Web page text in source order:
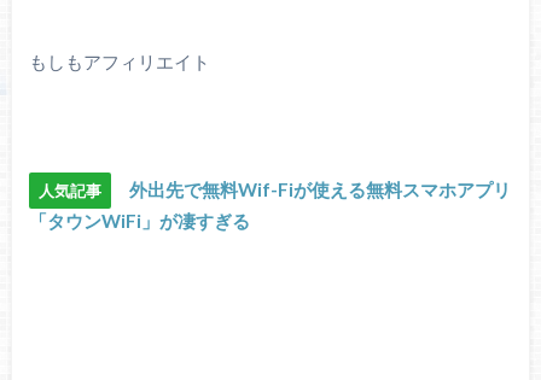
もしもアフィリエイト
人気記事
外出先で無料Wif-Fiが使える無料スマホアプリ
「タウンWiFi」が凄すぎる